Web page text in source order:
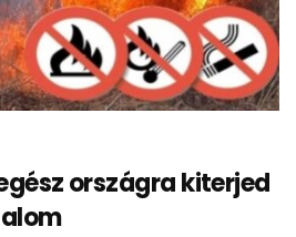
országra kiterjed